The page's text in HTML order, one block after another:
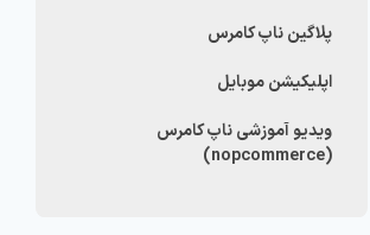
پلاگین ناپ کامرس
اپلیکیشن موبایل
ویدیو آموزشی ناپ کامرس
(nopcommerce)